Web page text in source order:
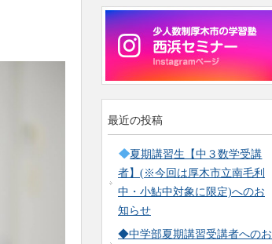
最近の投稿
夏期講習生【中３数学受講
者】(※今回は厚木市立南毛利
中・小鮎中対象に限定)へのお
知らせ
◆中学部夏期講習受講者へのお